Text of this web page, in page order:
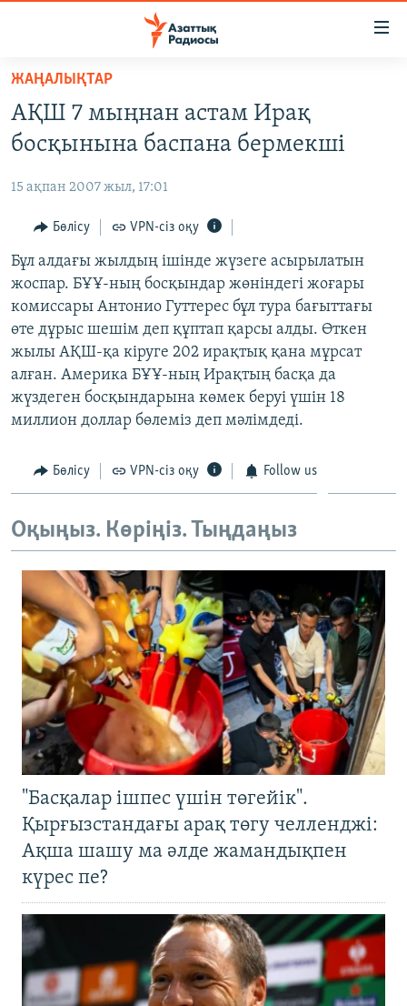
Skip
main
content
to
Navigation
Skip
to
Search
САЯСАТ
ҚАҢТАР ОҚИҒАСЫ
АДАМ ҚҰҚЫҚТАРЫ
ӘЛЕУМЕТ
ӘЛЕМ
АРНАЙЫ ЖОБАЛАР
Русский
ЖАЗЫЛЫҢЫЗ
ЖАҢАЛЫҚТАР
АҚШ 7 мыңнан астам Ирақ
босқынына баспана бермекші
15 ақпан 2007 жыл, 17:01
Бөлісу VPN-сіз оқу
Бұл алдағы жылдың ішінде жүзеге асырылатын
жоспар. БҰҰ-ның босқындар жөніндегі жоғары
комиссары Антонио Гуттерес бұл тура бағыттағы
өте дұрыс шешім деп құптап қарсы алды. Өткен
жылы АҚШ-қа кіруге 202 ирақтық қана мұрсат
алған. Америка БҰҰ-ның Ирақтың басқа да
жүздеген босқындарына көмек беруі үшін 18
миллион доллар бөлеміз деп мәлімдеді.
Бөлісу VPN-сіз оқу Follow us
Оқыңыз. Көріңіз. Тыңдаңыз
"Басқалар ішпес үшін төгейік".
Қырғызстандағы арақ төгу челленджі:
Ақша шашу ма әлде жамандықпен
күрес пе?